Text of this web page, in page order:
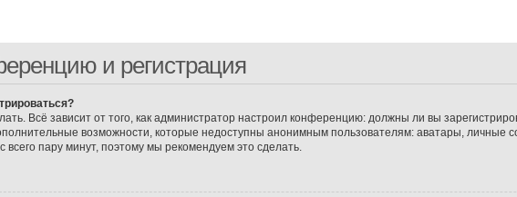
и регистрация
Всё зависит от того, как администратор настроил конференцию: должны ли вы
возможности, которые недоступны анонимным пользователям: аватары, личные
всего пару минут, поэтому мы рекомендуем это сделать.